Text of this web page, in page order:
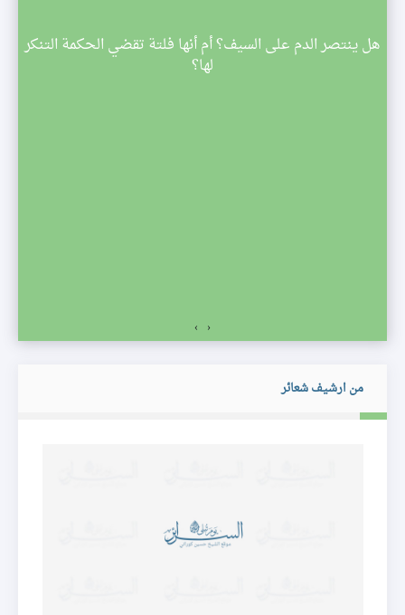
هل ينتصر الدم على السيف؟ أم أنها فلتة تقضي الحكمة التنكر
لها؟
‹
›
من ارشيف شعائر